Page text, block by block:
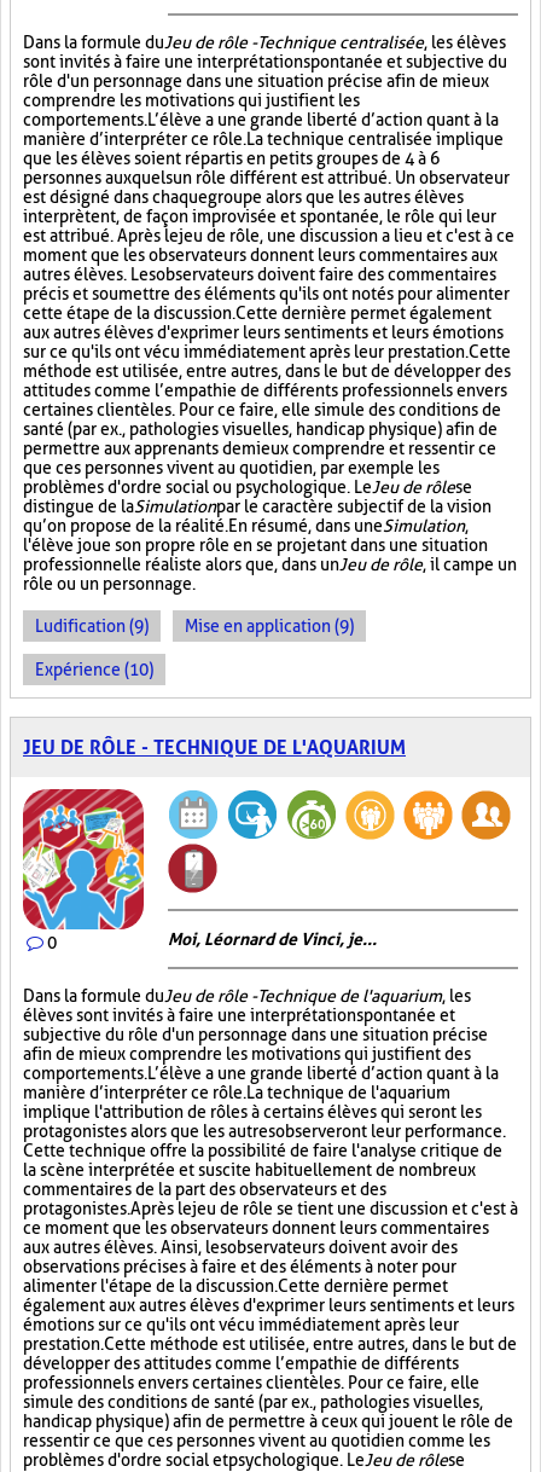
Dans la formule duJeu de rôle - Technique centralisée, les élèves
sont invités à faire une interprétation spontanée et subjective du
rôle d'un personnage dans une situation précise afin de mieux
comprendre les motivations qui justifient les
comportements. L’élève a une grande liberté d’action quant à la
manière d’interpréter ce rôle. La technique centralisée implique
que les élèves soient répartis en petits groupes de 4 à 6
personnes auxquels un rôle différent est attribué. Un observateur
est désigné dans chaque groupe alors que les autres élèves
interprètent, de façon improvisée et spontanée, le rôle qui leur
est attribué. Après le jeu de rôle, une discussion a lieu et c'est à ce
moment que les observateurs donnent leurs commentaires aux
autres élèves. Les observateurs doivent faire des commentaires
précis et soumettre des éléments qu'ils ont notés pour alimenter
cette étape de la discussion. Cette dernière permet également
aux autres élèves d'exprimer leurs sentiments et leurs émotions
sur ce qu'ils ont vécu immédiatement après leur prestation. Cette
méthode est utilisée, entre autres, dans le but de développer des
attitudes comme l’empathie de différents professionnels envers
certaines clientèles. Pour ce faire, elle simule des conditions de
santé (par ex., pathologies visuelles, handicap physique) afin de
permettre aux apprenants de mieux comprendre et ressentir ce
que ces personnes vivent au quotidien, par exemple les
problèmes d'ordre social ou psychologique. LeJeu de rôlese
distingue de laSimulationpar le caractère subjectif de la vision
qu’on propose de la réalité. En résumé, dans uneSimulation,
l'élève joue son propre rôle en se projetant dans une situation
professionnelle réaliste alors que, dans unJeu de rôle, il campe un
rôle ou un personnage.
Ludification (9) Mise en application (9)
Expérience (10)
JEU DE RÔLE - TECHNIQUE DE L'AQUARIUM
0 Moi, Léornard de Vinci, je...
Dans la formule duJeu de rôle - Technique de l'aquarium, les
élèves sont invités à faire une interprétation spontanée et
subjective du rôle d'un personnage dans une situation précise
afin de mieux comprendre les motivations qui justifient des
comportements. L’élève a une grande liberté d’action quant à la
manière d’interpréter ce rôle. La technique de l'aquarium
implique l'attribution de rôles à certains élèves qui seront les
protagonistes alors que les autres observeront leur performance.
Cette technique offre la possibilité de faire l'analyse critique de
la scène interprétée et suscite habituellement de nombreux
commentaires de la part des observateurs et des
protagonistes. Après le jeu de rôle se tient une discussion et c'est à
ce moment que les observateurs donnent leurs commentaires
aux autres élèves. Ainsi, les observateurs doivent avoir des
observations précises à faire et des éléments à noter pour
alimenter l'étape de la discussion. Cette dernière permet
également aux autres élèves d'exprimer leurs sentiments et leurs
émotions sur ce qu'ils ont vécu immédiatement après leur
prestation. Cette méthode est utilisée, entre autres, dans le but de
développer des attitudes comme l’empathie de différents
professionnels envers certaines clientèles. Pour ce faire, elle
simule des conditions de santé (par ex., pathologies visuelles,
handicap physique) afin de permettre à ceux qui jouent le rôle de
ressentir ce que ces personnes vivent au quotidien comme les
problèmes d'ordre social et psychologique. LeJeu de rôlese